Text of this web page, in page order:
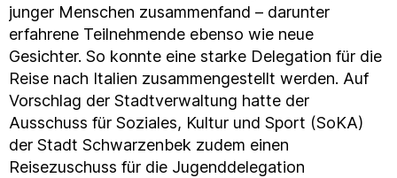
junger Menschen zusammenfand – darunter
erfahrene Teilnehmende ebenso wie neue
Gesichter. So konnte eine starke Delegation für die
Reise nach Italien zusammengestellt werden. Auf
Vorschlag der Stadtverwaltung hatte der
Ausschuss für Soziales, Kultur und Sport (SoKA)
der Stadt Schwarzenbek zudem einen
Reisezuschuss für die Jugenddelegation